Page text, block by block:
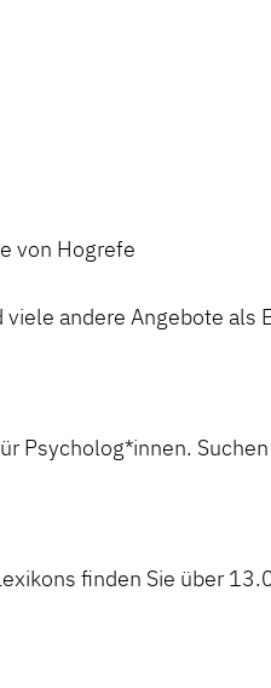
von Hogrefe
andere Angebote als
Psycholog*innen.
finden Sie über